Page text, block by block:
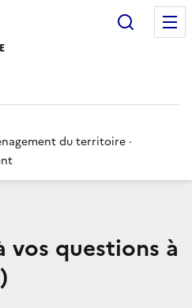
du territoire ·
vos questions à